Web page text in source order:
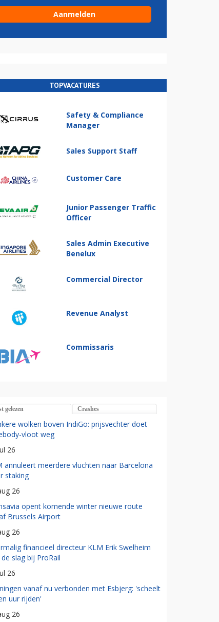
TOPVACATURES
Safety & Compliance
Manager
Sales Support Staff
Customer Care
Junior Passenger Traffic
Officer
Sales Admin Executive
Benelux
Commercial Director
Revenue Analyst
Commissaris
gelezen Crashes
wolken boven IndiGo: prijsvechter doet
vloot weg
26
annuleert meerdere vluchten naar Barcelona
staking
26
opent komende winter nieuwe route
Brussels Airport
26
financieel directeur KLM Erik Swelheim
slag bij ProRail
26
vanaf nu verbonden met Esbjerg: 'scheelt
uur rijden'
26